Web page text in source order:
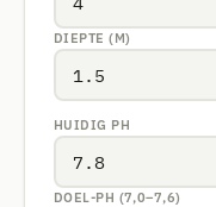
DIEPTE (M)
HUIDIG PH
DOEL-PH (7,0–7,6)